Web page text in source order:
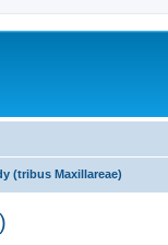
(tribus Maxillareae)